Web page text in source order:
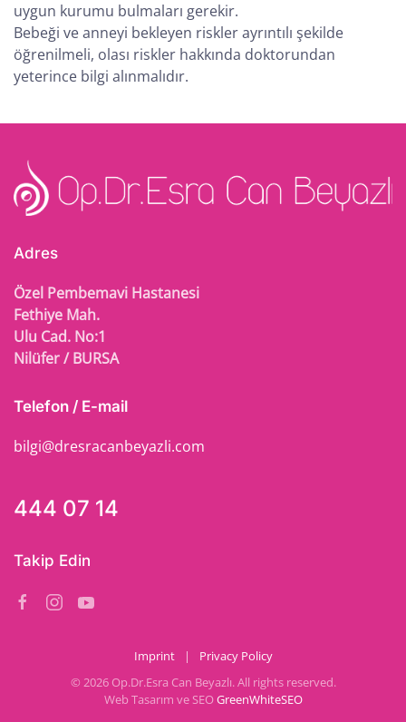
uygun kurumu bulmaları gerekir.
Bebeği ve anneyi bekleyen riskler ayrıntılı şekilde
öğrenilmeli, olası riskler hakkında doktorundan
yeterince bilgi alınmalıdır.
Adres
Özel Pembemavi Hastanesi
Fethiye Mah.
Ulu Cad. No:1
Nilüfer / BURSA
Telefon / E-mail
bilgi@dresracanbeyazli.com
444 07 14
Takip Edin
Imprint |
Privacy Policy
© 2026Op.Dr.Esra Can Beyazlı. All rights reserved.
Web Tasarım ve SEOGreenWhiteSEO